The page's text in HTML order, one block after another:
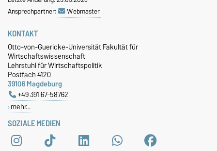
Ansprechpartner:
Webmaster
SOZIALE MEDIEN
KONTAKT
Otto-von-Guericke-Universität Fakultät für
Wirtschaftswissenschaft
Lehrstuhl für Wirtschaftspolitik
Postfach 4120
39106 Magdeburg
+49 391 67-58762
mehr…